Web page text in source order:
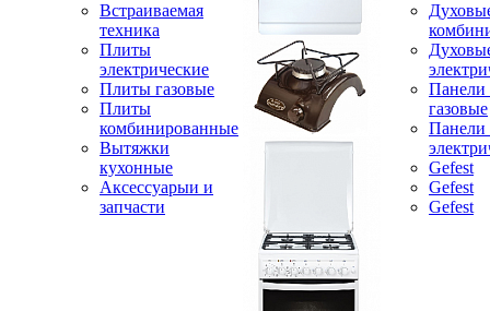
Встраиваемая
техника
Плиты
электрические
Плиты газовые
Плиты
комбинированные
Вытяжки
кухонные
Аксессуарыи и
запчасти
Панели
газовые
Панели
Gefest
Gefest
Gefest